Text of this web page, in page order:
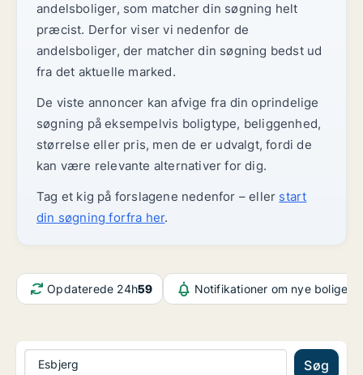
andelsboliger, som matcher din søgning helt
præcist. Derfor viser vi nedenfor de
andelsboliger, der matcher din søgning bedst ud
fra det aktuelle marked.
De viste annoncer kan afvige fra din oprindelige
søgning på eksempelvis boligtype, beliggenhed,
størrelse eller pris, men de er udvalgt, fordi de
kan være relevante alternativer for dig.
Tag et kig på forslagene nedenfor – eller start
din søgning forfra her.
Opdaterede 24h59 Notifikationer om nye boliger
Esbjerg Søg